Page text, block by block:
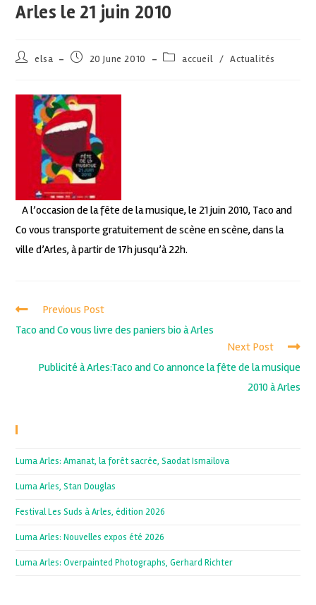
Arles le 21 juin 2010
elsa 20 June 2010 accueil / Actualités
A l’occasion de la fête de la musique, le 21 juin 2010, Taco and
Co vous transporte gratuitement de scène en scène, dans la
ville d’Arles, à partir de 17h jusqu’à 22h.
Previous Post
Taco and Co vous livre des paniers bio à Arles
Next Post
Publicité à Arles:Taco and Co annonce la fête de la musique
2010 à Arles
Luma Arles: Amanat, la forêt sacrée, Saodat Ismailova
Luma Arles, Stan Douglas
Festival Les Suds à Arles, édition 2026
Luma Arles: Nouvelles expos été 2026
Luma Arles: Overpainted Photographs, Gerhard Richter